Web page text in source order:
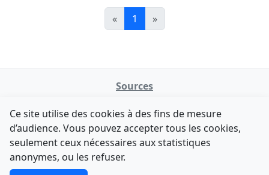
« 1 »
Sources
data.gouv.fr
Legifrance - API
Contact
Comment avez-vous découvert NATINFo ?
Une courte réponse suffit (500 caractères max).
Ce site utilise des cookies à des fins de mesure
d’audience. Vous pouvez accepter tous les cookies,
seulement ceux nécessaires aux statistiques
anonymes, ou les refuser.